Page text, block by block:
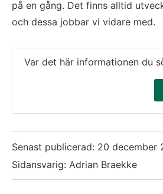
på en gång. Det finns alltid
och dessa jobbar vi vidare med.
Var det här informationen du
Senast publicerad: 20 december
Sidansvarig: Adrian Braekke